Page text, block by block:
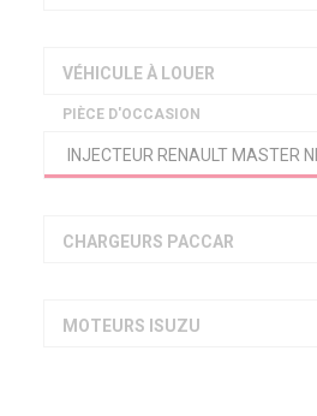
VÉHICULE À LOUER
PIÈCE D'OCCASION
CHARGEURS PACCAR
MOTEURS ISUZU